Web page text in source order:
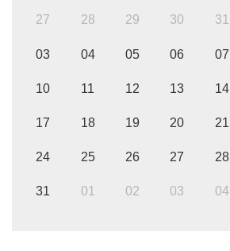
27 28 29 30 31
03 04 05 06 07
10 11 12 13 14
17 18 19 20 21
24 25 26 27 28
31 01 02 03 04